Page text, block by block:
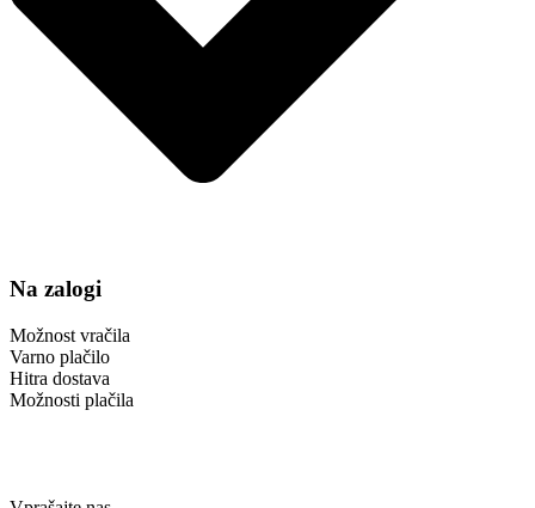
Na zalogi
Možnost vračila
Varno plačilo
Hitra dostava
Možnosti plačila